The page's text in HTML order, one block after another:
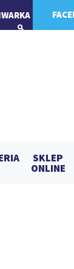
SKLEP
ONLINE